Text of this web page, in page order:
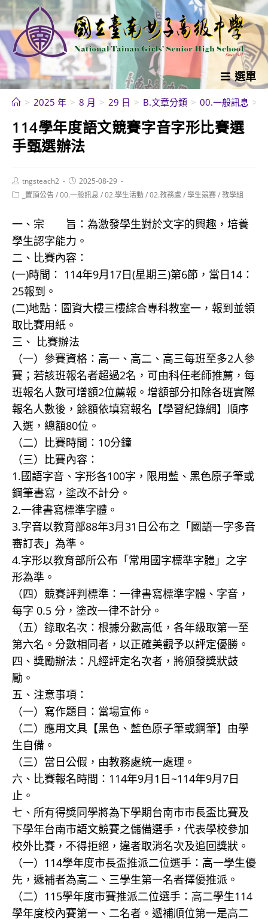
跳
轉
至
主
要
內
選單
> 2025 年 > 8 月 > 29 日 > B.文章分類 > 00.一般訊息 >
114學年度語文競賽字音字形比賽選
手甄選辦法
Post
author:
tngsteach2
Post
published:
2025-08-29
Post _置頂公告/00.一般訊息 /02.學生活動/02.教務處 /學生競賽/教學組
一、宗 旨：為激發學生對於文字的興趣，培養
學生認字能力。
二、比賽內容：
(一)時間： 114年9月17日(星期三)第6節，當日14：
25報到。
(二)地點：圖資大樓三樓綜合專科教室一，報到並領
取比賽用紙。
三、 比賽辦法
（一）參賽資格：高一、高二、高三每班至多2人參
賽；若該班報名者超過2名，可由科任老師推薦，每
班報名人數可增額2位薦報。增額部分扣除各班實際
報名人數後，餘額依填寫報名【學習紀錄網】順序
入選，總額80位。
（二）比賽時間：10分鐘
（三）比賽內容：
1.國語字音、字形各100字，限用藍、黑色原子筆或
鋼筆書寫，塗改不計分。
2.一律書寫標準字體。
3.字音以教育部88年3月31日公布之「國語一字多音
審訂表」為準。
4.字形以教育部所公布「常用國字標準字體」之字
形為準。
（四）競賽評判標準：一律書寫標準字體、字音，
每字 0.5 分，塗改一律不計分。
（五）錄取名次：根據分數高低，各年級取第一至
第六名。分數相同者，以正確美觀予以評定優勝。
四、獎勵辦法：凡經評定名次者，將頒發獎狀鼓
勵。
五、注意事項：
（一）寫作題目：當場宣佈。
（二）應用文具【黑色、藍色原子筆或鋼筆】由學
生自備。
（三）當日公假，由教務處統一處理。
六、比賽報名時間：114年9月1日~114年9月7日
止。
七、所有得獎同學將為下學期台南市市長盃比賽及
下學年台南市語文競賽之儲備選手，代表學校參加
校外比賽，不得拒絕，違者取消名次及追回獎狀。
（一）114學年度市長盃推派二位選手：高一學生優
先，遞補者為高二、三學生第一名者擇優推派。
（二）115學年度市賽推派二位選手：高二學生114
學年度校內賽第一、二名者。遞補順位第一是高二